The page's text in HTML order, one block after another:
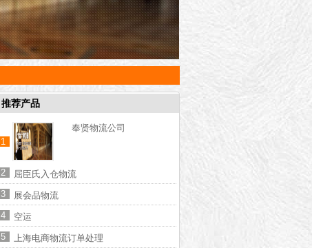
推荐产品
1
奉贤物流公司
2
屈臣氏入仓物流
3
展会品物流
4
空运
5
上海电商物流订单处理